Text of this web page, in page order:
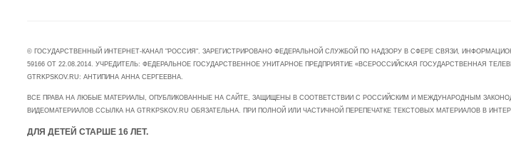
© ГОСУДАРСТВЕННЫЙ ИНТЕРНЕТ-КАНАЛ "РОССИЯ". ЗАРЕГИСТРИРОВАНО ФЕДЕРАЛЬНОЙ СЛУЖБОЙ ПО НАДЗОРУ В СФЕРЕ СВЯЗИ,
59166 ОТ 22.08.2014. УЧРЕДИТЕЛЬ: ФЕДЕРАЛЬНОЕ ГОСУДАРСТВЕННОЕ УНИТАРНОЕ ПРЕДПРИЯТИЕ «ВСЕРОССИЙСКАЯ ГОСУДАРСТВЕННАЯ
GTRKPSKOV.RU: АНТИПИНА АННА СЕРГЕЕВНА.
ВСЕ ПРАВА НА ЛЮБЫЕ МАТЕРИАЛЫ, ОПУБЛИКОВАННЫЕ НА САЙТЕ, ЗАЩИЩЕНЫ В СООТВЕТСТВИИ С РОССИЙСКИМ И МЕЖДУНАРОДНЫМ
ВИДЕОМАТЕРИАЛОВ ССЫЛКА НА GTRKPSKOV.RU ОБЯЗАТЕЛЬНА. ПРИ ПОЛНОЙ ИЛИ ЧАСТИЧНОЙ ПЕРЕПЕЧАТКЕ ТЕКСТОВЫХ МАТЕРИАЛОВ В
ДЛЯ ДЕТЕЙ СТАРШЕ 16 ЛЕТ.